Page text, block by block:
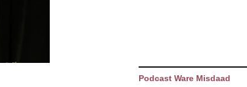
Podcast Ware Misdaad